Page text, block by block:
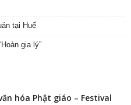
tại Huế
gia lý”
hóa Phật giáo – Festival